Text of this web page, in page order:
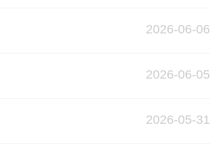
2026-06-06
2026-06-05
2026-05-31